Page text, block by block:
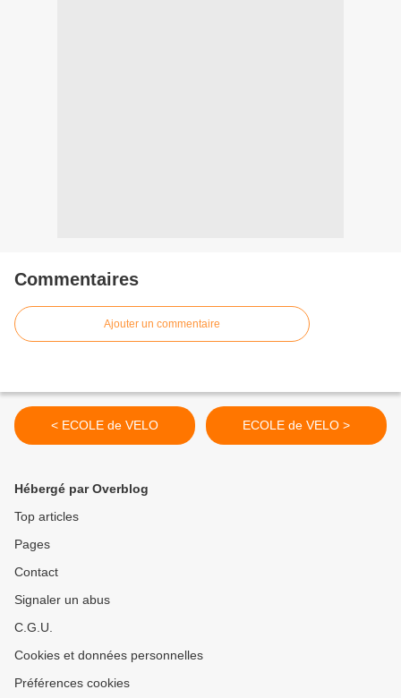
Commentaires
Ajouter un commentaire
< ECOLE de VELO ECOLE de VELO >
Hébergé par Overblog
Top articles
Pages
Contact
Signaler un abus
C.G.U.
Cookies et données personnelles
Préférences cookies